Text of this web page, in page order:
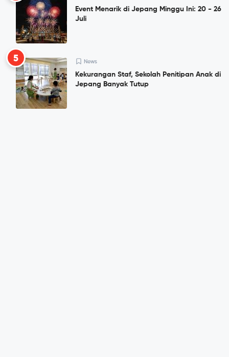
Event Menarik di Jepang Minggu Ini: 20 - 26
Juli
5 News
Kekurangan Staf, Sekolah Penitipan Anak di
Jepang Banyak Tutup